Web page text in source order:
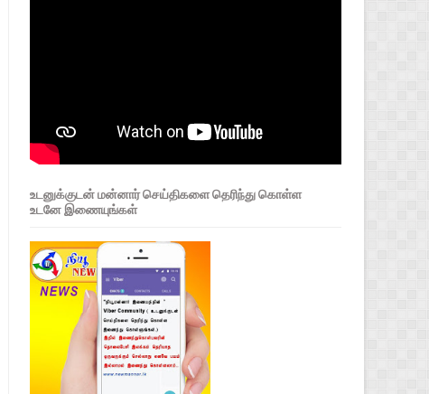
உடனுக்குடன் மன்னார் செய்திகளை தெரிந்து கொள்ள
உடனே இணையுங்கள்